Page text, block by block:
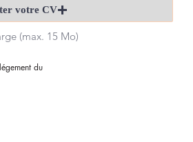
votre CV
(max. 15 Mo)
du